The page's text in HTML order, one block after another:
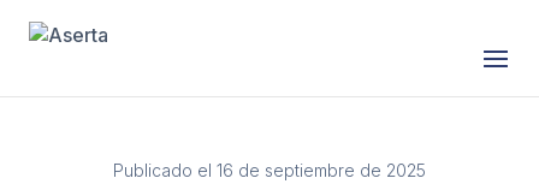
Publicado el 16 de septiembre de 2025